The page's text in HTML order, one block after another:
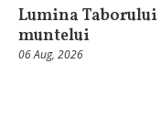
Lumina
muntelui
06 Aug, 2026